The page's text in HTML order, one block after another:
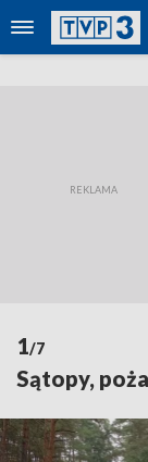
1/7
Sątopy,